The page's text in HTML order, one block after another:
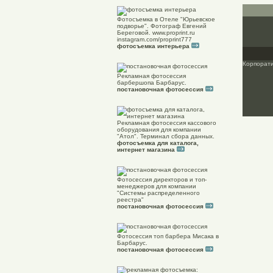
Фотосъемка в Отеле "Юрьевское
подворье". Фотограф Евгений
Береговой. www.proprint.ru
instagram.com/proprint777
фотосъемка интерьера
Рекламная фотосессия
барбершопа Барбарус.
постановочная фотосессия
Рекламная фотосессия кассового
оборудования для компании
"Атол". Терминал сбора данных.
фотосъемка для каталога,
интернет магазина
Фотосессия директоров и топ-
менеджеров для компании
"Системы распределенного
реестра"
постановочная фотосессия
Фотосессия топ барбера Мисака в
Барбарус.
постановочная фотосессия